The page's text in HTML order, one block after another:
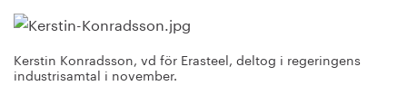
Kerstin Konradsson, vd för Erasteel, deltog i regeringens
industrisamtal i november.